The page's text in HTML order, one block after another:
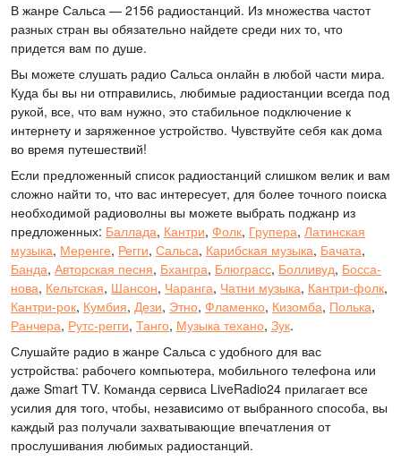
В жанре Сальса — 2156 радиостанций. Из множества частот
разных стран вы обязательно найдете среди них то, что
придется вам по душе.
Вы можете слушать радио Сальса онлайн в любой части мира.
Куда бы вы ни отправились, любимые радиостанции всегда под
рукой, все, что вам нужно, это стабильное подключение к
интернету и заряженное устройство. Чувствуйте себя как дома
во время путешествий!
Если предложенный список радиостанций слишком велик и вам
сложно найти то, что вас интересует, для более точного поиска
необходимой радиоволны вы можете выбрать поджанр из
предложенных: Баллада, Кантри, Фолк, Групера, Латинская
музыка, Меренге, Регги, Сальса, Карибская музыка, Бачата,
Банда, Авторская песня, Бхангра, Блюграсс, Болливуд, Босса-
нова, Кельтская, Шансон, Чаранга, Чатни музыка, Кантри-фолк,
Кантри-рок, Кумбия, Дези, Этно, Фламенко, Кизомба, Полька,
Ранчера, Рутс-регги, Танго, Музыка техано, Зук.
Слушайте радио в жанре Сальса с удобного для вас
устройства: рабочего компьютера, мобильного телефона или
даже Smart TV. Команда сервиса LiveRadio24 прилагает все
усилия для того, чтобы, независимо от выбранного способа, вы
каждый раз получали захватывающие впечатления от
прослушивания любимых радиостанций.